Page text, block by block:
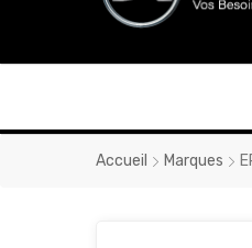
Accueil Marques